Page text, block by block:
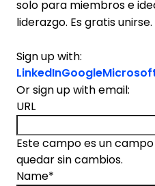
solo para miembros e
liderazgo. Es gratis unirse.
Sign up with:
LinkedInGoogle
Or sign up with email:
URL
Este campo es un
quedar sin cambios.
Name*